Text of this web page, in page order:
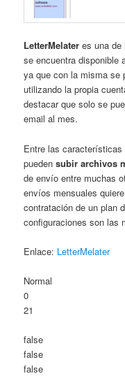
LetterMelater es una
se encuentra disponible
ya que con la misma se
utilizando la propia
destacar que solo se
email al mes.
Entre las
puedensubir archivos
de envío entre muchas
envíos mensuales
contratación de un plan
configuraciones son las
Enlace: LetterMelater
Normal
0
21
false
false
false